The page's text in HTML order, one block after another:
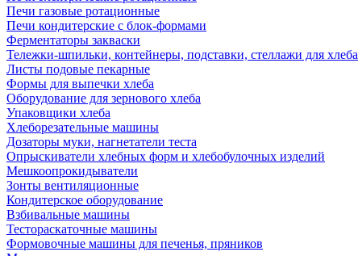
Печи газовые ротационные
Печи кондитерские с блок-формами
Ферментаторы закваски
Тележки-шпильки, контейнеры, подставки, стеллажи для хлеба
Листы подовые пекарные
Формы для выпечки хлеба
Оборудование для зернового хлеба
Упаковщики хлеба
Хлеборезательные машины
Дозаторы муки, нагнетатели теста
Опрыскиватели хлебных форм и хлебобулочных изделий
Мешкоопрокидыватели
Зонты вентиляционные
Кондитерское оборудование
Взбивальные машины
Тестораскаточные машины
Формовочные машины для печенья, пряников